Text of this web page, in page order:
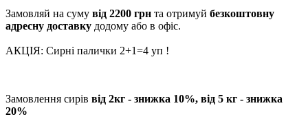
Замовляй на суму від 2200 грн та отримуй безкоштовну
адресну доставку додому або в офіс.
АКЦІЯ: Сирні палички 2+1=4 уп !
Замовлення сирів від 2кг - знижка 10%, від 5 кг - знижка
20%